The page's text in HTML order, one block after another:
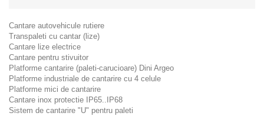
Cantare autovehicule rutiere
Transpaleti cu cantar (lize)
Cantare lize electrice
Cantare pentru stivuitor
Platforme cantarire (paleti-carucioare) Dini Argeo
Platforme industriale de cantarire cu 4 celule
Platforme mici de cantarire
Cantare inox protectie IP65..IP68
Sistem de cantarire "U" pentru paleti